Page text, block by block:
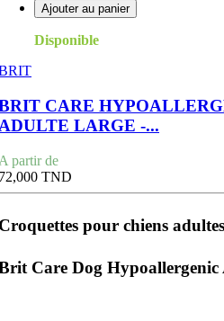
Ajouter au panier
Disponible
CARE
LARGE -...
partir de
TND
pour chiens
Care Dog